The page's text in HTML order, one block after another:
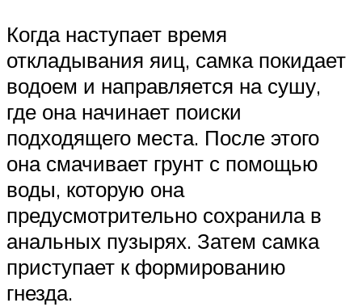
Когда наступает время
откладывания яиц, самка покидает
водоем и направляется на сушу,
где она начинает поиски
подходящего места. После этого
она смачивает грунт с помощью
воды, которую она
предусмотрительно сохранила в
анальных пузырях. Затем самка
приступает к формированию
гнезда.